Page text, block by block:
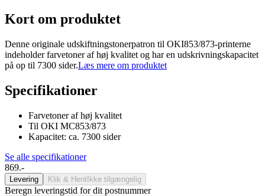
Kort om produktet
Denne originale udskiftningstonerpatron til OKI853/873-printerne
indeholder farvetoner af høj kvalitet og har en udskrivningskapacitet
på op til 7300 sider.Læs mere om produktet
Specifikationer
Farvetoner af høj kvalitet
Til OKI MC853/873
Kapacitet: ca. 7300 sider
Se alle specifikationer
869.-
Levering Klik & Hent Ikke tilgængelig
Beregn leveringstid for dit postnummer